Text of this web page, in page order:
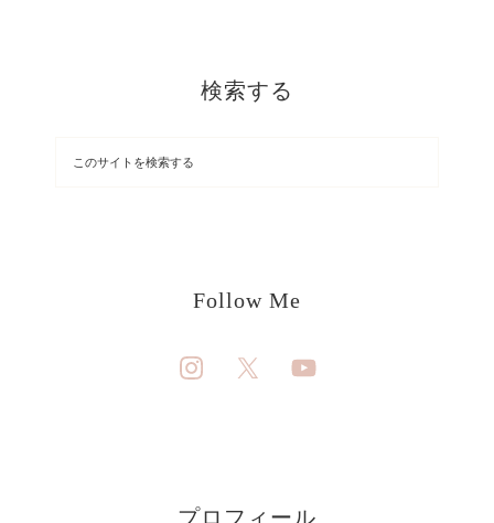
検索する
Follow Me
プロフィール